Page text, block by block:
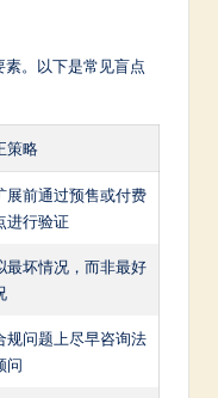
。以下是常见盲点
策略
展前通过预售或付费
进行验证
最坏情况，而非最好
规问题上尽早咨询法
问